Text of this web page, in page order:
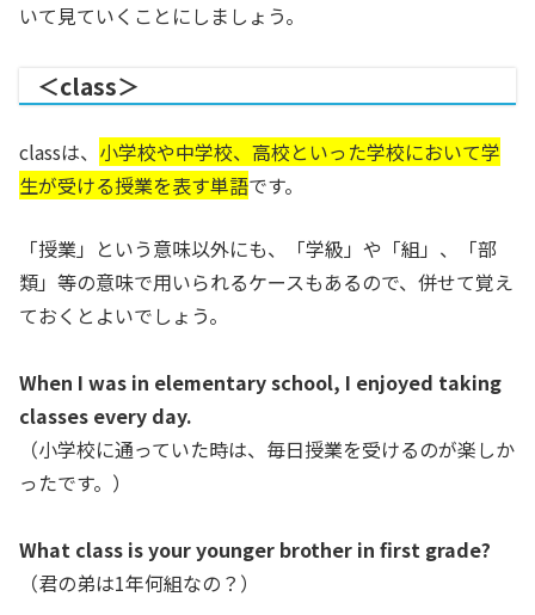
いて見ていくことにしましょう。
＜class＞
classは、 小学校や中学校、高校といった学校において学
生が受ける授業を表す単語です。
「授業」という意味以外にも、「学級」や「組」、「部
類」等の意味で用いられるケースもあるので、併せて覚え
ておくとよいでしょう。
When I was in elementary school, I enjoyed taking
classes every day.
（小学校に通っていた時は、毎日授業を受けるのが楽しか
ったです。）
What class is your younger brother in first grade?
（君の弟は1年何組なの？）